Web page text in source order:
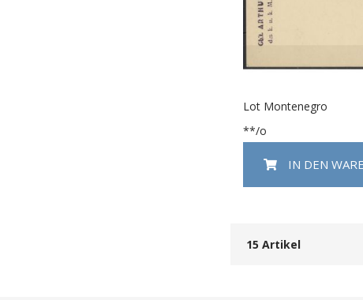
Lot Montenegro
**/o
IN DEN
15 Artikel